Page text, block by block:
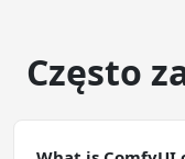
Często